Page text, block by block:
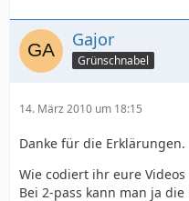
Gajor
Grünschnabel
14. März 2010 um 18:15
Danke für die
Wie codiert ihr eure
Bei 2-pass kann man ja